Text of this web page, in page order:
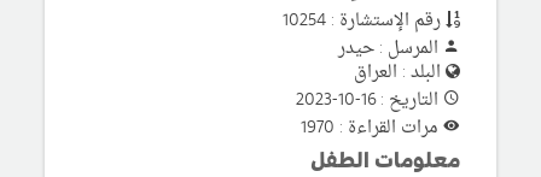
رقم الإستشارة : 10254
المرسل : حيدر
البلد : العراق
التاريخ : 16-10-2023
مرات القراءة : 1970
معلومات الطفل